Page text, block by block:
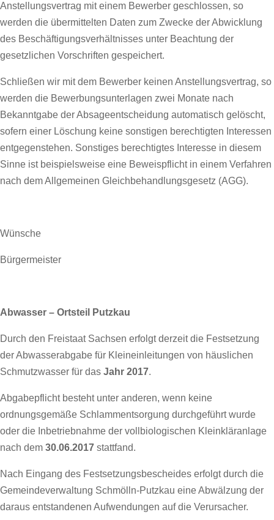
Anstellungsvertrag mit einem Bewerber geschlossen, so
werden die übermittelten Daten zum Zwecke der Abwicklung
des Beschäftigungsverhältnisses unter Beachtung der
gesetzlichen Vorschriften gespeichert.
Schließen wir mit dem Bewerber keinen Anstellungsvertrag, so
werden die Bewerbungsunterlagen zwei Monate nach
Bekanntgabe der Absageentscheidung automatisch gelöscht,
sofern einer Löschung keine sonstigen berechtigten Interessen
entgegenstehen. Sonstiges berechtigtes Interesse in diesem
Sinne ist beispielsweise eine Beweispflicht in einem Verfahren
nach dem Allgemeinen Gleichbehandlungsgesetz (AGG).
Wünsche
Bürgermeister
Abwasser – Ortsteil Putzkau
Durch den Freistaat Sachsen erfolgt derzeit die Festsetzung
der Abwasserabgabe für Kleineinleitungen von häuslichen
Schmutzwasser für das Jahr 2017.
Abgabepflicht besteht unter anderen, wenn keine
ordnungsgemäße Schlammentsorgung durchgeführt wurde
oder die Inbetriebnahme der vollbiologischen Kleinkläranlage
nach dem 30.06.2017 stattfand.
Nach Eingang des Festsetzungsbescheides erfolgt durch die
Gemeindeverwaltung Schmölln-Putzkau eine Abwälzung der
daraus entstandenen Aufwendungen auf die Verursacher.